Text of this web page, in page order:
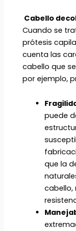
Cabello
Cuando se
prótesis
cuenta las
cabello que
por ejemplo,
puede
que la
cabello,